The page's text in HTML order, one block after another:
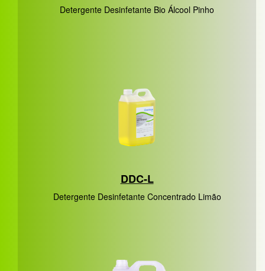
Detergente Desinfetante Bio Álcool Pinho
DDC-L
Detergente Desinfetante Concentrado Limão